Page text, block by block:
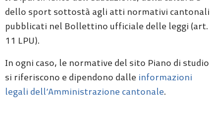
dello sport sottostà agli atti normativi cantonali
pubblicati nel Bollettino ufficiale delle leggi (art.
11 LPU).
In ogni caso, le normative del sito Piano di studio
si riferiscono e dipendono dalle informazioni
legali dell’Amministrazione cantonale.